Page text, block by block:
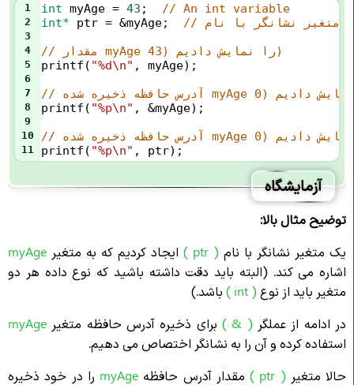
1 int myAge = 43 ; // An int variable
2 int* ptr = &myAge;
3
4
// مقدار myAge را نمایش دادیم (43)
5 printf ( "%d\n" , myAge);
6
7
8
printf ( "%p\n" , &myAge);
9
10
11
printf ( "%p\n" , ptr);
آزمایشگاه
توضیح مثال بالا:
یک متغیر نشانگر با نام ( ptr ) ایجاد کردیم که به متغیر myAge
اشاره می کند. (البته باید دقت داشته باشید که نوع داده هر دو
متغیر باید از نوع ( int )
باشد.)
در ادامه از عملگر( & ) برای ذخیره آدرس حافظه متغیر myAge
استفاده کرده و آن را به نشانگر اختصاص می دهیم.
حالا متغیر( ptr ) مقدار آدرس حافظه myAge را در خود ذخیره